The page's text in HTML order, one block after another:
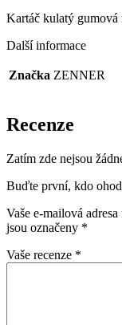
Kartáč kulatý
Další informace
Značka ZENNER
Recenze
Zatím zde nejsou
Buďte první, kdo
Vaše e-mailová
jsou označeny *
Vaše recenze *